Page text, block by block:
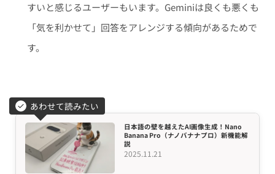
すいと感じるユーザーもいます。Geminiは良くも悪くも
「気を利かせて」回答をアレンジする傾向があるためで
す。
あわせて読みたい
日本語の壁を越えたAI画像生成！Nano
Banana Pro（ナノバナナプロ）新機能解
説
2025.11.21